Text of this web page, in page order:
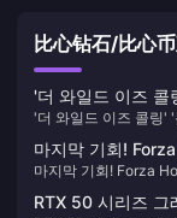
比心钻石/比心
'더 와일드 이즈 콜
'더 와일드 이즈 콜링'
마지막 기회!
니다.
마지막 기회! Forza
RTX 50 시리즈 그